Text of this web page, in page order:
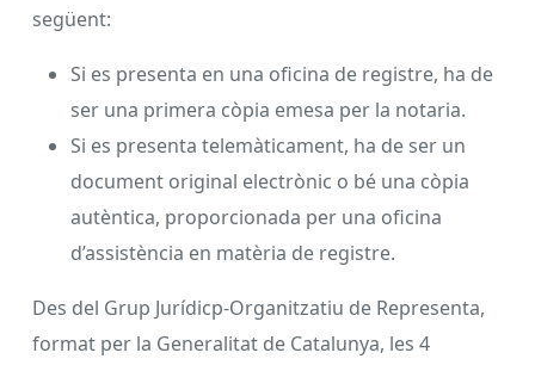
següent:
Si es presenta en una oficina de registre, ha de
ser una primera còpia emesa per la notaria.
Si es presenta telemàticament, ha de ser un
document original electrònic o bé una còpia
autèntica, proporcionada per una oficina
d’assistència en matèria de registre.
Des del Grup Jurídicp-Organitzatiu de Representa,
format per la Generalitat de Catalunya, les 4